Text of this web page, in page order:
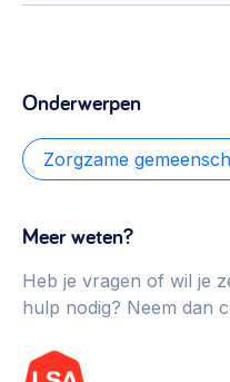
Onderwerpen
Zorgzame
Meer weten?
Heb je vragen of wil je
hulp nodig? Neem dan